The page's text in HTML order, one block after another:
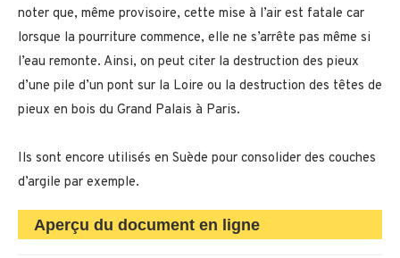
noter que, même provisoire, cette mise à l’air est fatale car
lorsque la pourriture commence, elle ne s’arrête pas même si
l’eau remonte. Ainsi, on peut citer la destruction des pieux
d’une pile d’un pont sur la Loire ou la destruction des têtes de
pieux en bois du Grand Palais à Paris.
Ils sont encore utilisés en Suède pour consolider des couches
d’argile par exemple.
Aperçu du document en ligne